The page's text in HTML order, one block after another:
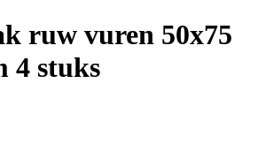
ruw vuren 50x75
4 stuks